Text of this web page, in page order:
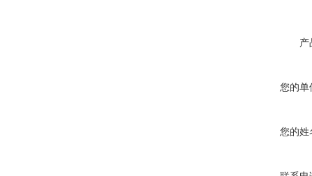
产
您的单
您的姓